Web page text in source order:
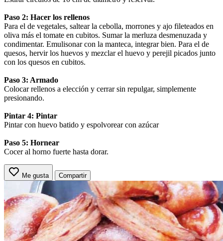
Paso 2: Hacer los rellenos
Para el de vegetales, saltear la cebolla, morrones y ajo fileteados en
oliva más el tomate en cubitos. Sumar la merluza desmenuzada y
condimentar. Emulisonar con la manteca, integrar bien. Para el de
quesos, hervir los huevos y mezclar el huevo y perejil picados junto
con los quesos en cubitos.
Paso 3: Armado
Colocar rellenos a elección y cerrar sin repulgar, simplemente
presionando.
Pintar 4: Pintar
Pintar con huevo batido y espolvorear con azúcar
Paso 5: Hornear
Cocer al horno fuerte hasta dorar.
Me gusta Compartir